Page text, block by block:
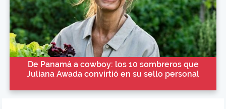
De Panamá a cowboy: los 10 sombreros que
Juliana Awada convirtió en su sello personal